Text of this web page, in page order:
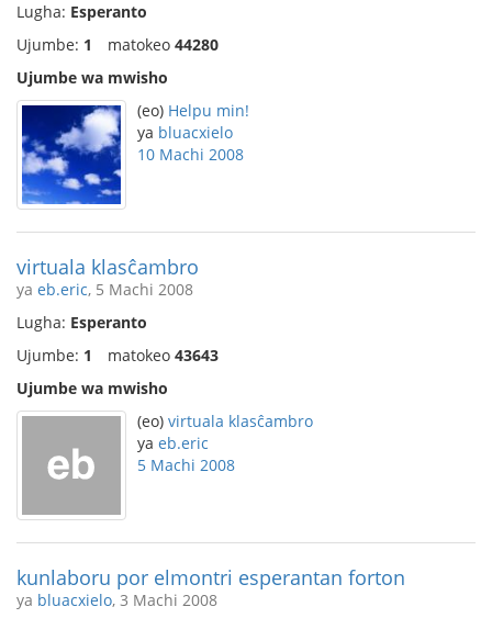
Lugha: Esperanto
Ujumbe: 1 matokeo 44280
Ujumbe wa mwisho
(eo) Helpu min!
ya bluacxielo
10 Machi 2008
virtuala klasĉambro
ya eb.eric, 5 Machi 2008
Lugha: Esperanto
Ujumbe: 1 matokeo 43643
Ujumbe wa mwisho
(eo) virtuala klasĉambro
ya eb.eric
5 Machi 2008
kunlaboru por elmontri esperantan forton
ya bluacxielo, 3 Machi 2008